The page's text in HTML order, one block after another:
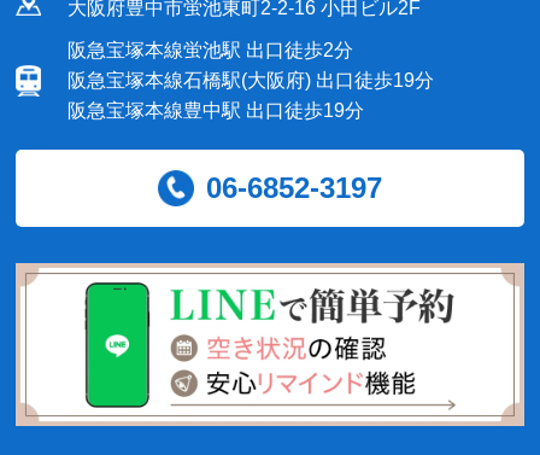
大阪府豊中市蛍池東町2-2-16 小田ビル2F
阪急宝塚本線蛍池駅 出口徒歩2分
阪急宝塚本線石橋駅(大阪府) 出口徒歩19分
阪急宝塚本線豊中駅 出口徒歩19分
06-6852-3197